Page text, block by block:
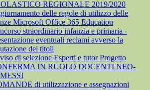
REGIONALE 2019/2020
delle regole di utilizzo delle
Microsoft Office 365 Education
straordinario infanzia e primaria -
eventuali reclami avverso la
dei titoli
di selezione Esperti e tutor Progetto
IN RUOLO DOCENTI NEO-
di utilizzazione e assegnazioni